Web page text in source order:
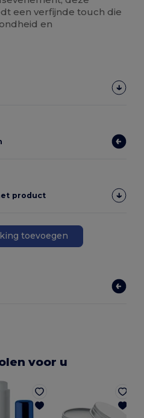
een verfijnde touch die
en
product
toevoegen
voor u